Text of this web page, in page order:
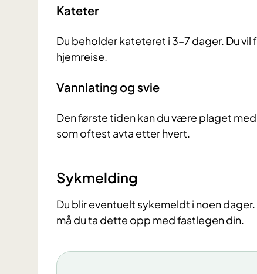
Kateter
Du beholder kateteret i 3–7 dager. Du
hjemreise.
Vannlating og svie
Den første tiden kan du være plaget
som oftest avta etter hvert.
Sykmelding
Du blir eventuelt sykemeldt i noen
må du ta dette opp med fastlegen din.